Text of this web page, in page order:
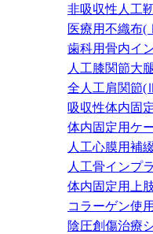
非吸収性人工
医療用不織布
歯科用骨内イ
人工膝関節大
全人工肩関節
吸収性体内固
体内固定用ケ
人工心膜用補
人工骨インプ
体内固定用上
コラーゲン使
陰圧創傷治療